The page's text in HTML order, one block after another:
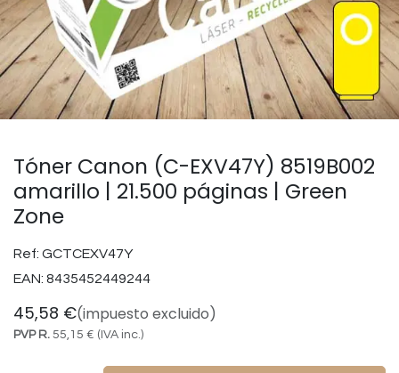
Tóner Canon (C-EXV47Y) 8519B002
amarillo | 21.500 páginas | Green
Zone
Ref: GCTCEXV47Y
EAN: 8435452449244
45,58 €(impuesto excluido)
PVP R. 55,15 € (IVA inc.)